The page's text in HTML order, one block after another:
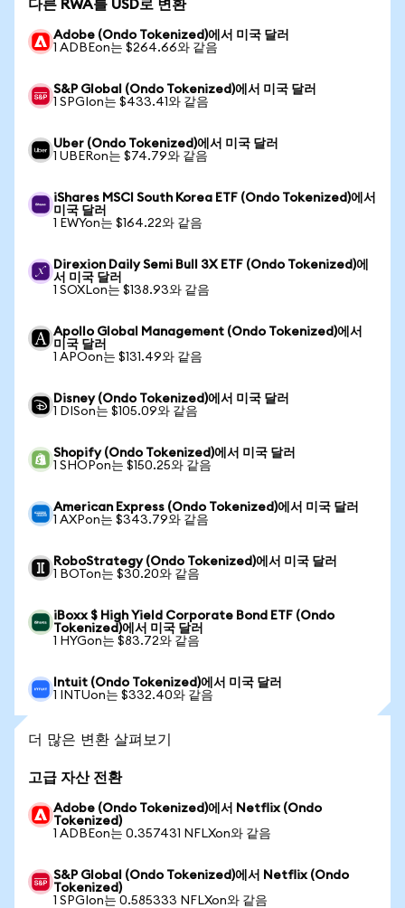
다른 RWA를 USD로 변환
Adobe (Ondo Tokenized)에서 미국 달러
1 ADBEon는 $264.66와 같음
S&P Global (Ondo Tokenized)에서 미국 달러
1 SPGIon는 $433.41와 같음
Uber (Ondo Tokenized)에서 미국 달러
1 UBERon는 $74.79와 같음
iShares MSCI South Korea ETF (Ondo Tokenized)에서
미국 달러
1 EWYon는 $164.22와 같음
Direxion Daily Semi Bull 3X ETF (Ondo Tokenized)에
서 미국 달러
1 SOXLon는 $138.93와 같음
Apollo Global Management (Ondo Tokenized)에서
미국 달러
1 APOon는 $131.49와 같음
Disney (Ondo Tokenized)에서 미국 달러
1 DISon는 $105.09와 같음
Shopify (Ondo Tokenized)에서 미국 달러
1 SHOPon는 $150.25와 같음
American Express (Ondo Tokenized)에서 미국 달러
1 AXPon는 $343.79와 같음
RoboStrategy (Ondo Tokenized)에서 미국 달러
1 BOTon는 $30.20와 같음
iBoxx $ High Yield Corporate Bond ETF (Ondo
Tokenized)에서 미국 달러
1 HYGon는 $83.72와 같음
Intuit (Ondo Tokenized)에서 미국 달러
1 INTUon는 $332.40와 같음
더 많은 변환 살펴보기
고급 자산 전환
Adobe (Ondo Tokenized)에서 Netflix (Ondo
Tokenized)
1 ADBEon는 0.357431 NFLXon와 같음
S&P Global (Ondo Tokenized)에서 Netflix (Ondo
Tokenized)
1 SPGIon는 0.585333 NFLXon와 같음